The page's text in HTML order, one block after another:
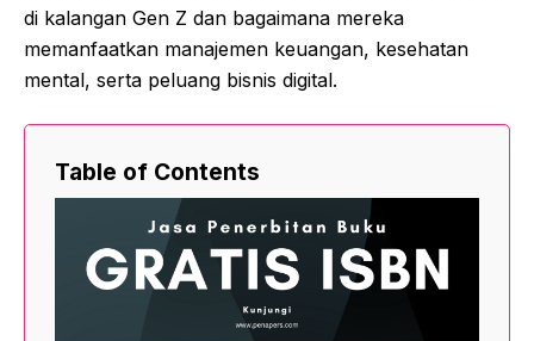
di kalangan Gen Z dan bagaimana mereka
memanfaatkan manajemen keuangan, kesehatan
mental, serta peluang bisnis digital.
Table of Contents